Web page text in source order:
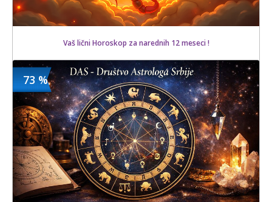
Vaš lični Horoskop za narednih 12 meseci !
Kupljeno
47 kom.
600 din
1200 din
73 %